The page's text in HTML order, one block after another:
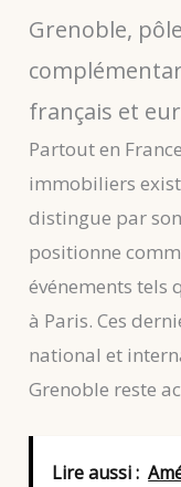
Grenoble,
français et
Partout en
immobiliers
distingue par
positionne
événements tels
à Paris. Ces
national et
Grenoble reste
Lire aussi :